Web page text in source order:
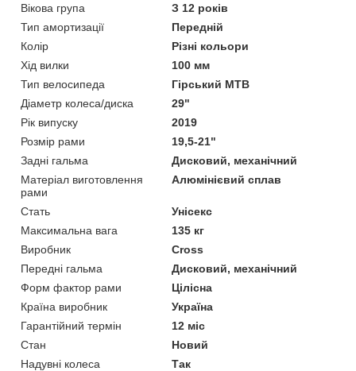
Вікова група
З 12 років
Тип амортизації
Передній
Колір
Різні кольори
Хід вилки
100 мм
Тип велосипеда
Гірський MTB
Діаметр колеса/диска
29"
Рік випуску
2019
Розмір рами
19,5-21"
Задні гальма
Дисковий, механічний
Матеріал виготовлення
рами
Алюмінієвий сплав
Стать
Унісекс
Максимальна вага
135 кг
Виробник
Cross
Передні гальма
Дисковий, механічний
Форм фактор рами
Цілісна
Країна виробник
Україна
Гарантійний термін
12 міс
Стан
Новий
Надувні колеса
Так